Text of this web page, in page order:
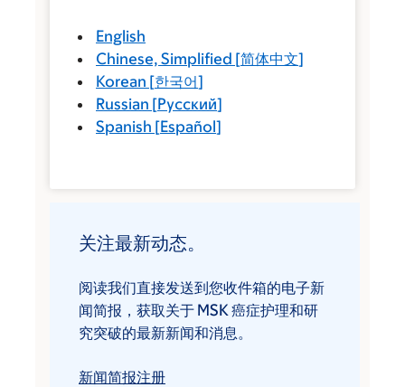
English
Chinese, Simplified [简体中文]
Korean [한국어]
Russian [Русский]
Spanish [Español]
关注最新动态。
阅读我们直接发送到您收件箱的电子新
闻简报，获取关于 MSK 癌症护理和研
究突破的最新新闻和消息。
新闻简报注册